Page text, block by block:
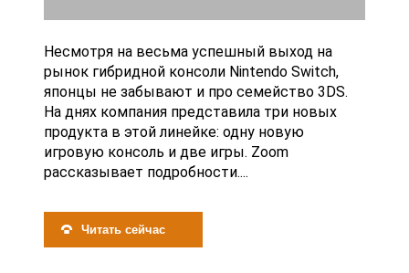
Несмотря на весьма успешный выход на
рынок гибридной консоли Nintendo Switch,
японцы не забывают и про семейство 3DS.
На днях компания представила три новых
продукта в этой линейке: одну новую
игровую консоль и две игры. Zoom
рассказывает подробности....
Читать сейчас